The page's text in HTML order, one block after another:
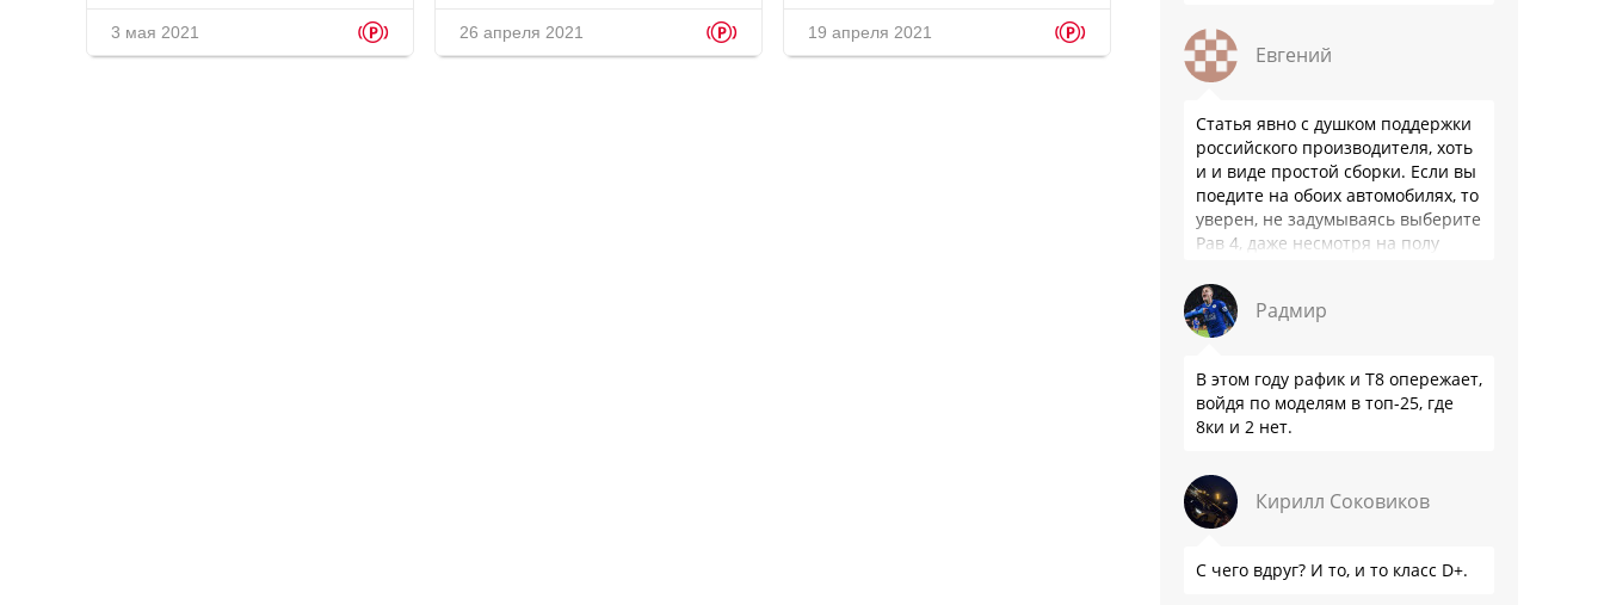
3 мая 2021 p 26 апреля 2021 p 19 апреля 2021 p
Евгений
Статья явно с душком поддержки
российского производителя, хоть
и и виде простой сборки. Если вы
поедите на обоих автомобилях, то
уверен, не задумываясь выберите
Рав 4, даже несмотря на полу
Радмир
В этом году рафик и Т8 опережает,
войдя по моделям в топ-25, где
8ки и 2 нет.
Кирилл Соковиков
С чего вдруг? И то, и то класс D+.